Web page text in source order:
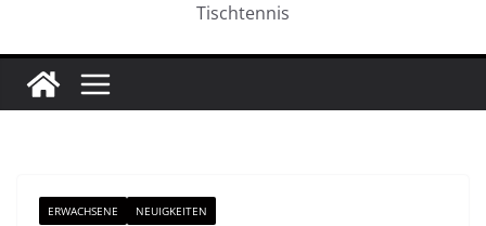
Tischtennis
ERWACHSENE NEUIGKEITEN